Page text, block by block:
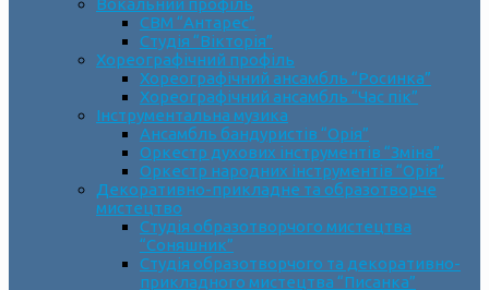
Вокальний профіль
СВМ “Антарес”
Студія “Вікторія”
Хореографічний профіль
Хореографічний ансамбль “Росинка”
Хореографічний ансамбль “Час пік”
Інструментальна музика
Ансамбль бандуристів “Орія”
Оркестр духових інструментів “Зміна”
Оркестр народних інструментів “Орія”
Декоративно-прикладне та образотворче
мистецтво
Cтудія образотворчого мистецтва
“Соняшник”
Студія образотворчого та декоративно-
прикладного мистецтва “Писанка”